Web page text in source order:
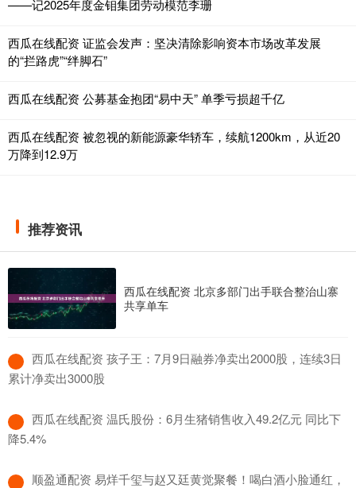
——记2025年度金钼集团劳动模范李珊
西瓜在线配资 证监会发声：坚决清除影响资本市场改革发展
的“拦路虎”“绊脚石”
西瓜在线配资 公募基金抱团“易中天” 单季亏损超千亿
西瓜在线配资 被忽视的新能源豪华轿车，续航1200km，从近20
万降到12.9万
推荐资讯
西瓜在线配资 北京多部门出手联合整治山寨
共享单车
​西瓜在线配资 孩子王：7月9日融券净卖出2000股，连续3日
累计净卖出3000股
​西瓜在线配资 温氏股份：6月生猪销售收入49.2亿元 同比下
降5.4%
​顺盈通配资 易烊千玺与赵又廷黄觉聚餐！喝白酒小脸通红，